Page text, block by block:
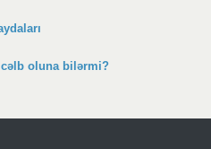
oluna bilərmi?